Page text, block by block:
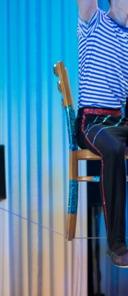
ОТЧЕТЫ ГКЦ
фестиваля:
с.
,
Георгиевна